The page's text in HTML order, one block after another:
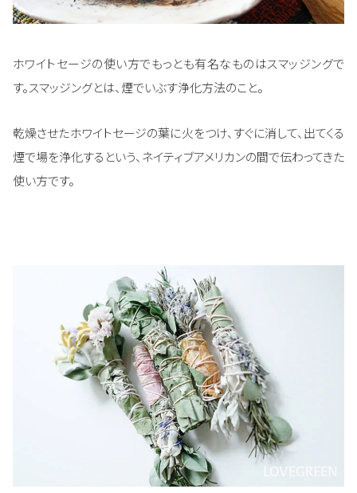
ホワイトセージの使い方でもっとも有名なものはスマッジングで
す。スマッジングとは、煙でいぶす浄化方法のこと。
乾燥させたホワイトセージの葉に火をつけ、すぐに消して、出てくる
煙で場を浄化するという、ネイティブアメリカンの間で伝わってきた
使い方です。